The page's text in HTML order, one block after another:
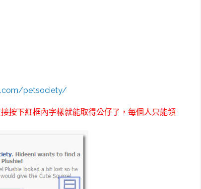
petsociety/
按下紅框內字樣就能取得公仔了，每個人只能領